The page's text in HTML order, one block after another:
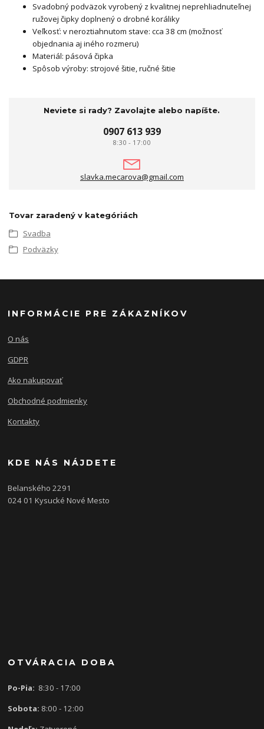
Svadobný podväzok vyrobený z kvalitnej neprehliadnuteľnej
ružovej čipky doplnený o drobné koráliky
Veľkosť: v neroztiahnutom stave: cca 38 cm (možnosť
objednania aj iného rozmeru)
Materiál: pásová čipka
Spôsob výroby: strojové šitie, ručné šitie
Neviete si rady? Zavolajte alebo napíšte.
0907 613 939
8:30 - 17:00
slavka.mecarova@gmail.com
Tovar zaradený v kategóriách
Svadba
Podväzky
INFORMÁCIE PRE ZÁKAZNÍKOV
O nás
GDPR
Ako nakupovať
Obchodné podmienky
Kontakty
KDE NÁS NÁJDETE
Belanského 2291
024 01 Kysucké Nové Mesto
OTVÁRACIA DOBA
Po-Pia: 8:30 - 17:00
Sobota: 8:00 - 12:00